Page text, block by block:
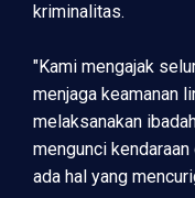
kriminalitas.
"Kami mengajak
menjaga keamanan
melaksanakan
mengunci
ada hal yang